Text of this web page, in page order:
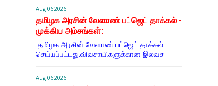
Aug 06 2026
தமிழக அரசின் வேளாண் பட்ஜெட் தாக்கல் -
முக்கிய அம்சங்கள்:
தமிழக அரசின் வேளாண் பட்ஜெட் தாக்கல்
செய்யப்பட்டது.விவசாயிகளுக்கான இலவச
Aug 06 2026